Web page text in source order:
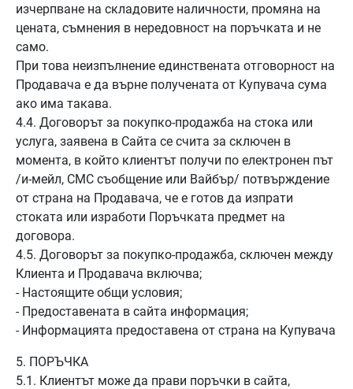
изчерпване на складовите наличности, промяна на
цената, съмнения в нередовност на поръчката и не
само.
При това неизпълнение единствената отговорност на
Продавача е да върне получената от Купувача сума
ако има такава.
4.4. Договорът за покупко-продажба на стока или
услуга, заявена в Сайта се счита за сключен в
момента, в който клиентът получи по електронен път
/и-мейл, СМС съобщение или Вайбър/ потвърждение
от страна на Продавача, че е готов да изпрати
стоката или изработи Поръчката предмет на
договора.
4.5. Договорът за покупко-продажба, сключен между
Клиента и Продавача включва;
- Настоящите общи условия;
- Предоставената в сайта информация;
- Информацията предоставена от страна на Купувача
5. ПОРЪЧКА
5.1. Клиентът може да прави поръчки в сайта,